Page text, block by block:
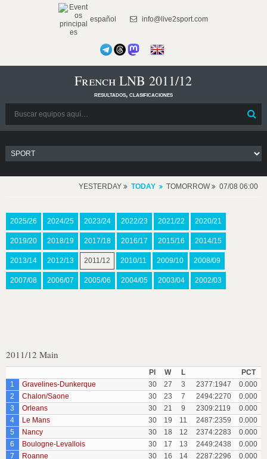
español info@live2sport.com
French LNB 2011/12
resultados, clasificaciones
YESTERDAY TODAY TOMORROW 07/08 06:00
2025/26 2024/25 2023/24 2022/23 2021/22 2020/21
2019/20 2018/19 2017/18 2016/17 2015/16 2014/15
2013/14 2012/13 2011/12 2010/11 2009/10 2008/09
2007/08 2006/07 2005/06 2004/05 2003/04 2002/03
2011/12 Main
Pl W L
PCT
1
Gravelines-Dunkerque 30 27 3 2377:1947
0.000
2
Chalon/Saone 30 23 7 2494:2270
0.000
3
Orleans 30 21 9 2309:2119
0.000
4
Le Mans 30 19 11 2487:2359
0.000
5
Nancy 30 18 12 2374:2283
0.000
6
Boulogne-Levallois 30 17 13 2449:2438
0.000
7
Roanne 30 16 14 2287:2296
0.000